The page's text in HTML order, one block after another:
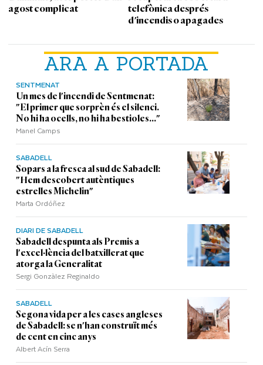
ARA A PORTADA
SENTMENAT
Un mes de l'incendi de Sentmenat:
"El primer que sorprèn és el silenci.
No hi ha ocells, no hi ha bestioles..."
Manel Camps
SABADELL
Sopars a la fresca al sud de Sabadell:
"Hem descobert autèntiques
estrelles Michelin"
Marta Ordóñez
DIARI DE SABADELL
Sabadell despunta als Premis a
l'excel·lència del batxillerat que
atorga la Generalitat
Sergi Gonzàlez Reginaldo
SABADELL
Segona vida per a les cases angleses
de Sabadell: se n'han construït més
de cent en cinc anys
Albert Acín Serra
agost complicat
telefònica després
d'incendis o apagades